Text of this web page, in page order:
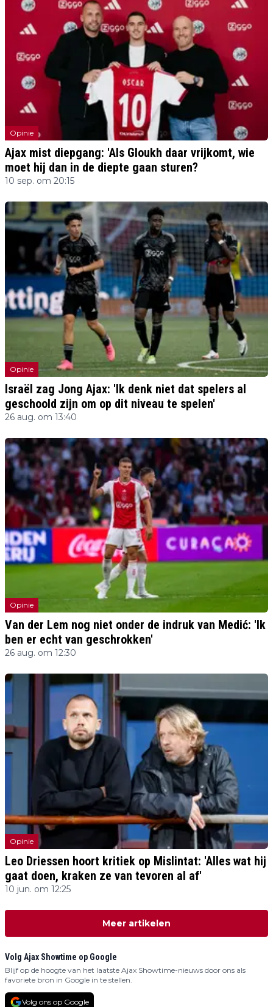
Opinie
Ajax mist diepgang: 'Als Gloukh daar vrijkomt, wie
moet hij dan in de diepte gaan sturen?
10 sep. om 20:15
Opinie
Israël zag Jong Ajax: 'Ik denk niet dat spelers al
geschoold zijn om op dit niveau te spelen'
26 aug. om 13:40
Opinie
Van der Lem nog niet onder de indruk van Medić: 'Ik
ben er echt van geschrokken'
26 aug. om 12:30
Opinie
Leo Driessen hoort kritiek op Mislintat: 'Alles wat hij
gaat doen, kraken ze van tevoren al af'
10 jun. om 12:25
Meer artikelen
Volg Ajax Showtime op Google
Blijf op de hoogte van het laatste Ajax Showtime-nieuws door ons als
favoriete bron in Google in te stellen.
Volg ons op Google